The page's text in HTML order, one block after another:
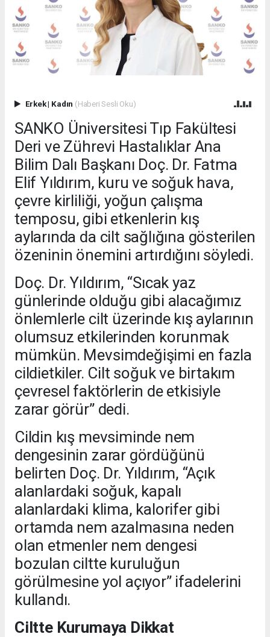
Erkek| Kadın (Haberi Sesli Oku)
SANKO Üniversitesi Tıp Fakültesi
Deri ve Zührevi Hastalıklar Ana
Bilim Dalı Başkanı Doç. Dr. Fatma
Elif Yıldırım, kuru ve soğuk hava,
çevre kirliliği, yoğun çalışma
temposu, gibi etkenlerin kış
aylarında da cilt sağlığına gösterilen
özeninin önemini artırdığını söyledi.
Doç. Dr. Yıldırım, “Sıcak yaz
günlerinde olduğu gibi alacağımız
önlemlerle cilt üzerinde kış aylarının
olumsuz etkilerinden korunmak
mümkün. Mevsimdeğişimi en fazla
cildietkiler. Cilt soğuk ve birtakım
çevresel faktörlerin de etkisiyle
zarar görür” dedi.
Cildin kış mevsiminde nem
dengesinin zarar gördüğünü
belirten Doç. Dr. Yıldırım, “Açık
alanlardaki soğuk, kapalı
alanlardaki klima, kalorifer gibi
ortamda nem azalmasına neden
olan etmenler nem dengesi
bozulan ciltte kuruluğun
görülmesine yol açıyor” ifadelerini
kullandı.
Ciltte Kurumaya Dikkat